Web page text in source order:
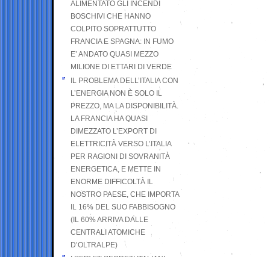
ALIMENTATO GLI INCENDI
BOSCHIVI CHE HANNO
COLPITO SOPRATTUTTO
FRANCIA E SPAGNA: IN FUMO
E’ ANDATO QUASI MEZZO
MILIONE DI ETTARI DI VERDE
IL PROBLEMA DELL’ITALIA CON
L’ENERGIA NON È SOLO IL
PREZZO, MA LA DISPONIBILITÀ.
LA FRANCIA HA QUASI
DIMEZZATO L’EXPORT DI
ELETTRICITÀ VERSO L’ITALIA
PER RAGIONI DI SOVRANITÀ
ENERGETICA, E METTE IN
ENORME DIFFICOLTÀ IL
NOSTRO PAESE, CHE IMPORTA
IL 16% DEL SUO FABBISOGNO
(IL 60% ARRIVA DALLE
CENTRALI ATOMICHE
D’OLTRALPE)